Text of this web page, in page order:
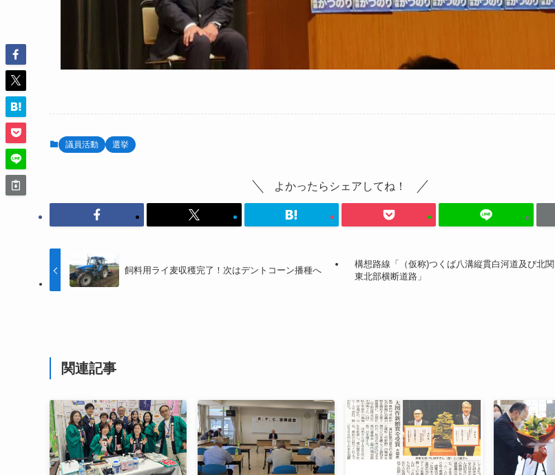
議員活動 選挙
よかったらシェアしてね！
飼料用ライ麦収穫完了！次はデントコーン播種へ
構想路線「（仮称)つくば八溝縦貫白河道及び北関
東北部横断道路」
関連記事